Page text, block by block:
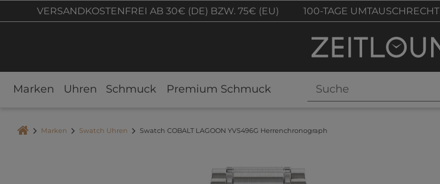
VERSANDKOSTENFREI AB 30€ (DE) BZW. 75€ (EU) 100-TAGE UMTAUSCHRECHT
Marken Uhren Schmuck Premium Schmuck
Marken Swatch Uhren Swatch COBALT LAGOON YVS496G Herrenchronograph